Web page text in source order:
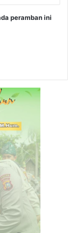
peramban ini